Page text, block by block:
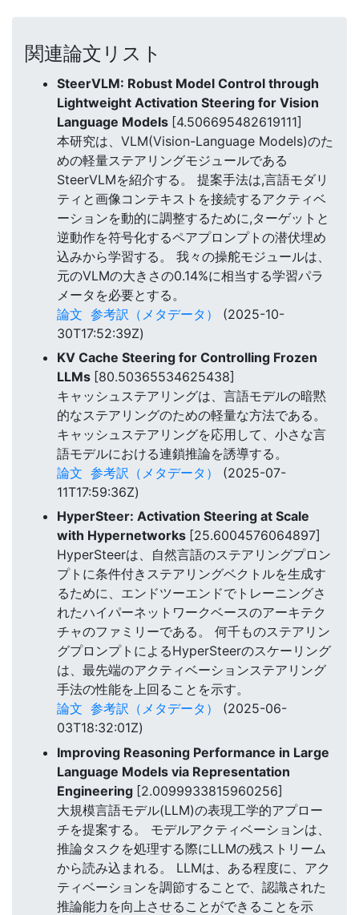
関連論文リスト
SteerVLM: Robust Model Control through
Lightweight Activation Steering for Vision
Language Models [4.506695482619111]
本研究は、VLM(Vision-Language Models)のた
めの軽量ステアリングモジュールである
SteerVLMを紹介する。 提案手法は,言語モダリ
ティと画像コンテキストを接続するアクティベ
ーションを動的に調整するために,ターゲットと
逆動作を符号化するペアプロンプトの潜伏埋め
込みから学習する。 我々の操舵モジュールは、
元のVLMの大きさの0.14%に相当する学習パラ
メータを必要とする。
論文 参考訳（メタデータ）
(2025-10-
30T17:52:39Z)
KV Cache Steering for Controlling Frozen
LLMs [80.50365534625438]
キャッシュステアリングは、言語モデルの暗黙
的なステアリングのための軽量な方法である。
キャッシュステアリングを応用して、小さな言
語モデルにおける連鎖推論を誘導する。
論文 参考訳（メタデータ）
(2025-07-
11T17:59:36Z)
HyperSteer: Activation Steering at Scale
with Hypernetworks [25.6004576064897]
HyperSteerは、自然言語のステアリングプロン
プトに条件付きステアリングベクトルを生成す
るために、エンドツーエンドでトレーニングさ
れたハイパーネットワークベースのアーキテク
チャのファミリーである。 何千ものステアリン
グプロンプトによるHyperSteerのスケーリング
は、最先端のアクティベーションステアリング
手法の性能を上回ることを示す。
論文 参考訳（メタデータ）
(2025-06-
03T18:32:01Z)
Improving Reasoning Performance in Large
Language Models via Representation
Engineering [2.0099933815960256]
大規模言語モデル(LLM)の表現工学的アプロー
チを提案する。 モデルアクティベーションは、
推論タスクを処理する際にLLMの残ストリーム
から読み込まれる。 LLMは、ある程度に、アク
ティベーションを調節することで、認識された
推論能力を向上させることができることを示